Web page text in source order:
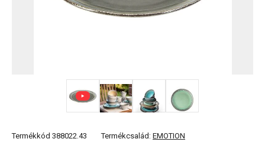
Termékkód 388022.43 Termékcsalád: EMOTION